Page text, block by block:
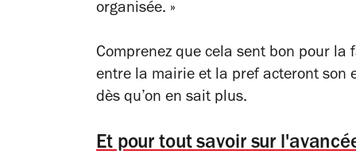
organisée. »
Comprenez que cela sent bon pour la
entre la mairie et la pref acteront son
dès qu’on en sait plus.
Et pour tout savoir sur